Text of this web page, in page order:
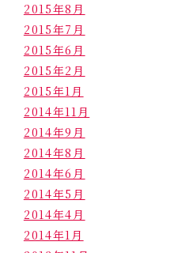
2015年8月
2015年7月
2015年6月
2015年2月
2015年1月
2014年11月
2014年9月
2014年8月
2014年6月
2014年5月
2014年4月
2014年1月